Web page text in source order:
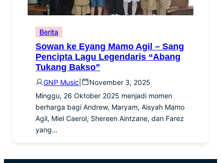
Berita
Sowan ke Eyang Mamo Agil – Sang
Pencipta Lagu Legendaris “Abang
Tukang Bakso”
GNP Music
November 3, 2025
Minggu, 26 Oktober 2025 menjadi momen
berharga bagi Andrew, Maryam, Aisyah Mamo
Agil, Miel Caerol, Shereen Aintzane, dan Farez
yang…